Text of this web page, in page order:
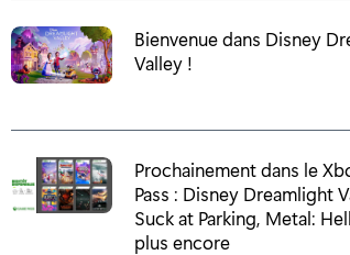
Bienvenue dans Disney
Valley !
Prochainement dans le
Pass : Disney Dreamlight
Suck at Parking, Metal:
plus encore